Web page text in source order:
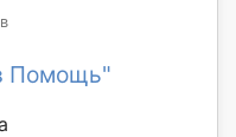
Помощь"